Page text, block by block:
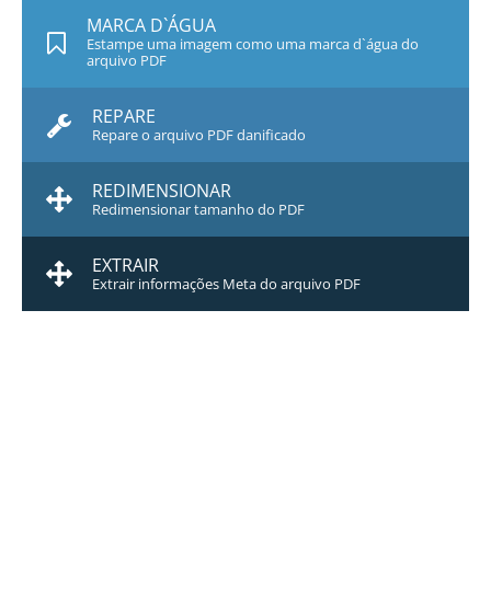
MARCA D`ÁGUA
Estampe uma imagem como uma marca d`água do
arquivo PDF
REPARE
Repare o arquivo PDF danificado
REDIMENSIONAR
Redimensionar tamanho do PDF
EXTRAIR
Extrair informações Meta do arquivo PDF